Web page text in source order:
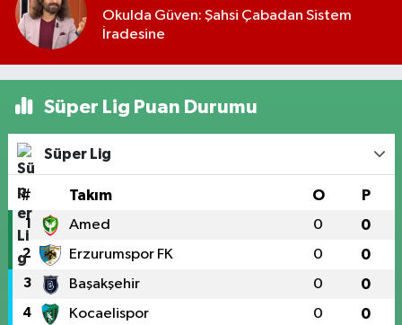
Okulda Güven: Şahsi Çabadan Sistem
İradesine
Süper Lig Puan Durumu
Süper Lig
# Takım O P
1 Amed 0 0
2 Erzurumspor FK 0 0
3 Başakşehir 0 0
4 Kocaelispor 0 0